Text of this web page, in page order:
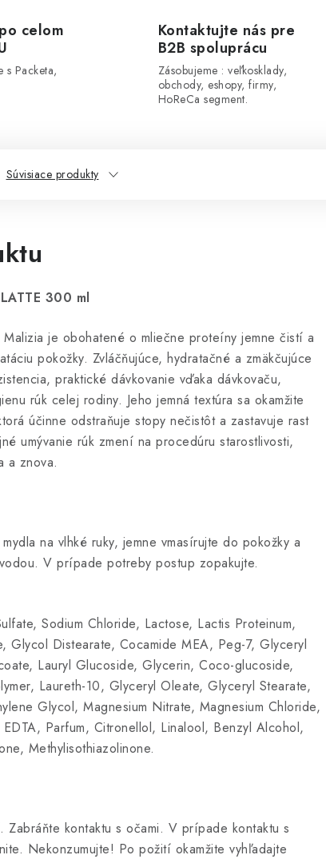
celom
s Packeta,
Kontaktujte nás pre
B2B spoluprácu
Zásobujeme : veľkosklady,
obchody, eshopy, firmy,
HoReCa segment.
Súvisiace produkty
300 ml
je obohatené o mliečne proteíny jemne čistí a
pokožky. Zvláčňujúce, hydratačné a zmäkčujúce
praktické dávkovanie vďaka dávkovaču,
rúk celej rodiny. Jeho jemná textúra sa okamžite
účinne odstraňuje stopy nečistôt a zastavuje rast
umývanie rúk zmení na procedúru starostlivosti,
a znova.
na vlhké ruky, jemne vmasírujte do pokožky a
V prípade potreby postup zopakujte.
Sodium Chloride, Lactose, Lactis Proteinum,
Glycol Distearate, Cocamide MEA, Peg-7, Glyceryl
Lauryl Glucoside, Glycerin, Coco-glucoside,
Laureth-10, Glyceryl Oleate, Glyceryl Stearate,
Glycol, Magnesium Nitrate, Magnesium Chloride,
Parfum, Citronellol, Linalool, Benzyl Alcohol,
Methylisothiazolinone.
Zabráňte kontaktu s očami. V prípade kontaktu s
Nekonzumujte! Po požití okamžite vyhľadajte